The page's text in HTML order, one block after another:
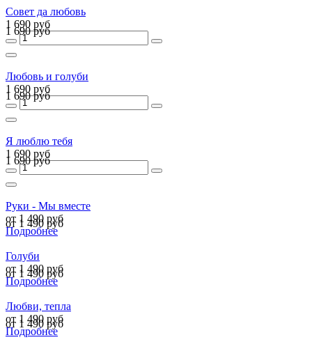
Совет да любовь
1 690 руб
1 690 руб
Любовь и голуби
1 690 руб
1 690 руб
Я люблю тебя
1 690 руб
1 690 руб
Руки - Мы вместе
от 1 490 руб
от 1 490 руб
Подробнее
Голуби
от 1 490 руб
от 1 490 руб
Подробнее
Любви, тепла
от 1 490 руб
от 1 490 руб
Подробнее